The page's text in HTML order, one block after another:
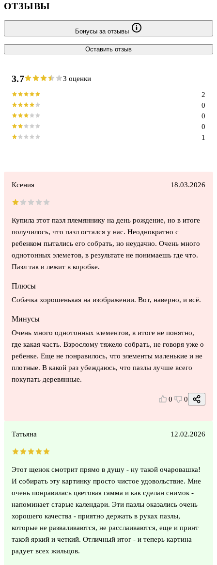
ОТЗЫВЫ
Бонусы за отзывы
Оставить отзыв
3.7 3 оценки
1
0
0
0
2
Ксения 18.03.2026
Купила этот пазл племяннику на день рождение, но в итоге
получилось, что пазл остался у нас. Неоднократно с
ребенком пытались его собрать, но неудачно. Очень много
однотонных элеметов, в результате не понимаешь где что.
Пазл так и лежит в коробке.
Плюсы
Собачка хорошенькая на изображении. Вот, наверно, и всё.
Минусы
Очень много однотонных элементов, в итоге не понятно,
где какая часть. Взрослому тяжело собрать, не говоря уже о
ребенке. Еще не понравилось, что элементы маленькие и не
плотные. В какой раз убеждаюсь, что пазлы лучше всего
покупать деревянные.
0 0
Татьяна 12.02.2026
Этот щенок смотрит прямо в душу - ну такой очаровашка!
И собирать эту картинку просто чистое удовольствие. Мне
очень понравилась цветовая гамма и как сделан снимок -
напоминает старые календари. Эти пазлы оказались очень
хорошего качества - приятно держать в руках пазлы,
которые не разваливаются, не расслаиваются, еще и принт
такой яркий и четкий. Отличный итог - и теперь картина
радует всех жильцов.